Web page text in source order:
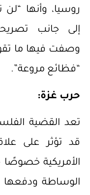
روسيا، وأنها
إلى جانب
وصفت فيها ما
“فظائع مروعة”.
حرب غزة:
تعد القضية
قد تؤثر على
الأمريكية
الوساطة ودفعها